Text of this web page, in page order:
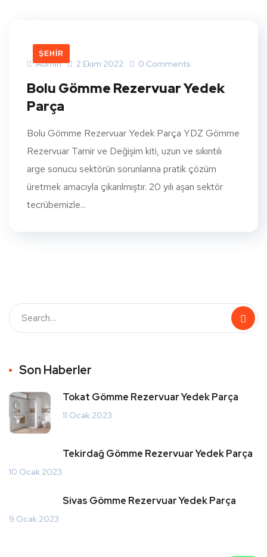
ŞEHIR
Admin 2 Ekim 2022 0 Comments
Bolu Gömme Rezervuar Yedek
Parça
Bolu Gömme Rezervuar Yedek Parça YDZ Gömme
Rezervuar Tamir ve Değişim kiti, uzun ve sıkıntılı
arge sonucu sektörün sorunlarına pratik çözüm
üretmek amacıyla çıkarılmıştır. 20 yılı aşan sektör
tecrübemizle...
Son Haberler
Tokat Gömme Rezervuar Yedek Parça
11 Ocak 2023
Tekirdağ Gömme Rezervuar Yedek Parça
10 Ocak 2023
Sivas Gömme Rezervuar Yedek Parça
9 Ocak 2023